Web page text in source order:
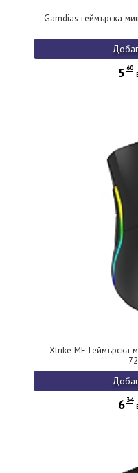
Gamdias геймърска
5 60
Xtrike ME Геймърска
6 34